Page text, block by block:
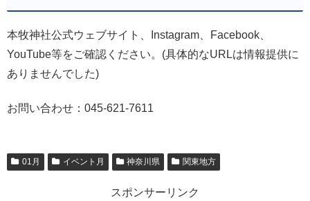
本牧神社公式ウェブサイト、Instagram、Facebook、
YouTube等をご確認ください。(具体的なURLは情報提供に
ありませんでした)
お問い合わせ：045-621-7611
01月 イベント月 神奈川県 関東地方
スポンサーリンク